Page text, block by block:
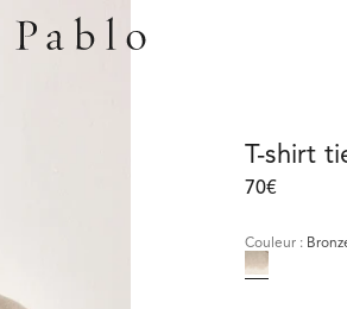
T-shirt
70€
Couleur :